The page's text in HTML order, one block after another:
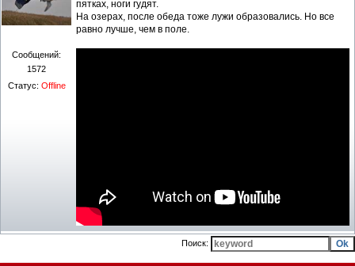
Сообщений:
1572
Статус: Offline
пятках, ноги гудят.
На озерах, после обеда тоже лужи образовались. Но все
равно лучше, чем в поле.
Поиск: